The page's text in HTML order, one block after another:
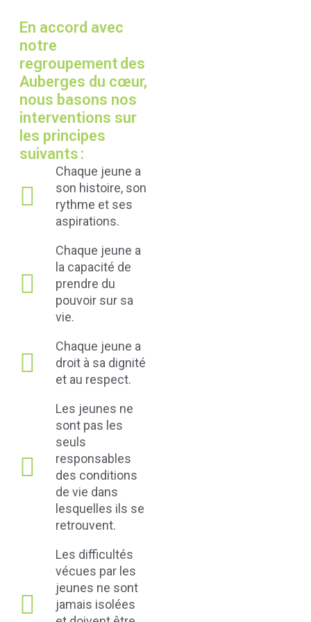
En accord avec
notre
regroupement des
Auberges du cœur,
nous basons nos
interventions sur
les principes
suivants :
Chaque jeune a
son histoire, son
rythme et ses
aspirations.
Chaque jeune a
la capacité de
prendre du
pouvoir sur sa
vie.
Chaque jeune a
droit à sa dignité
et au respect.
Les jeunes ne
sont pas les
seuls
responsables
des conditions
de vie dans
lesquelles ils se
retrouvent.
Les difficultés
vécues par les
jeunes ne sont
jamais isolées